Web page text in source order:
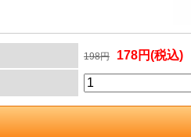
198円 178円(税込)